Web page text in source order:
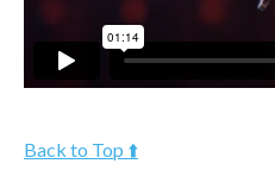
Back to Top ⬆️